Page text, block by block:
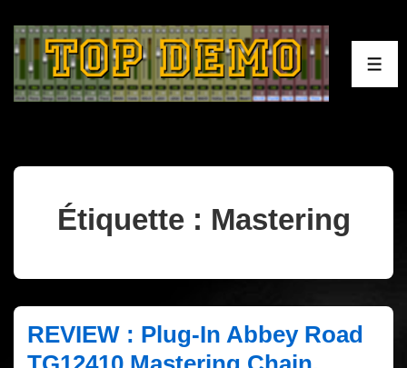
passer
au
contenu
principal
Étiquette : Mastering
REVIEW : Plug-In Abbey Road